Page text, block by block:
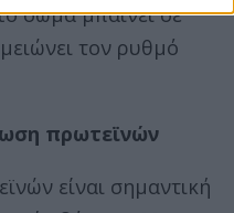
σώμα μπαίνει σε
τον ρυθμό
πρωτεϊνών
είναι σημαντική